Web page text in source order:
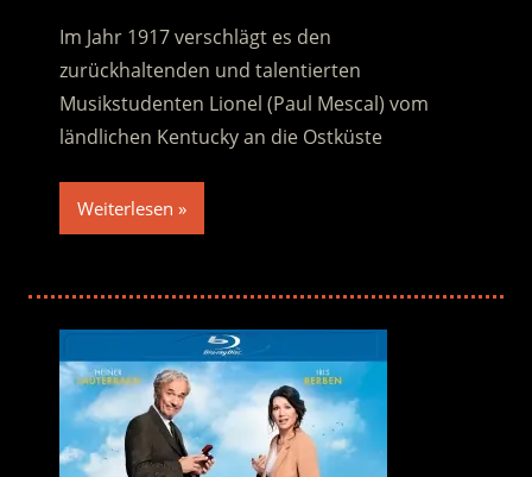
Im Jahr 1917 verschlägt es den
zurückhaltenden und talentierten
Musikstudenten Lionel (Paul Mescal) vom
ländlichen Kentucky an die Ostküste
Weiterlesen